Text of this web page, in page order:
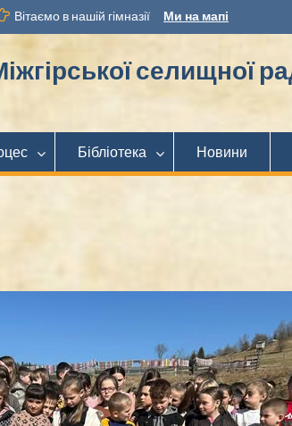
Вітаємо в нашій гімназії Ми на мапі
селищної
Бібліотека Новини